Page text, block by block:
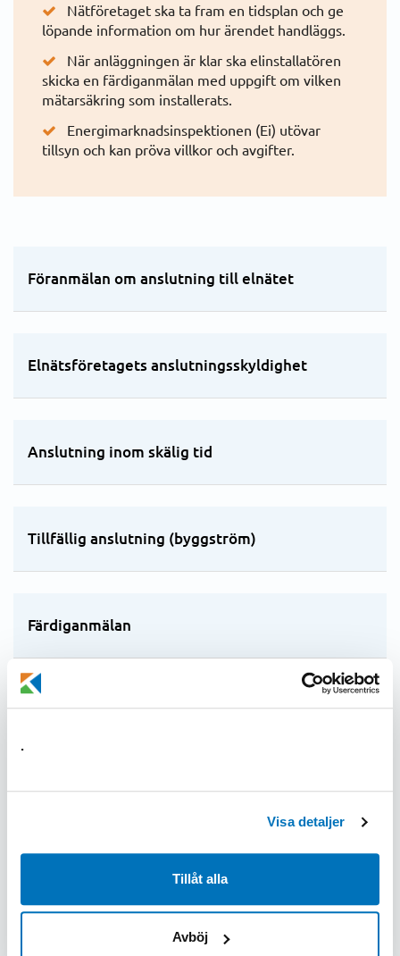
.
Visa detaljer
Tillåt alla
Avböj
El i hyresrätt och bostadsrätt
Välja elavtal
Elförbrukning
Nätföretaget ska ta fram en tidsplan och ge
löpande information om hur ärendet handläggs.
När anläggningen är klar ska elinstallatören
skicka en färdiganmälan med uppgift om vilken
mätarsäkring som installerats.
Energimarknadsinspektionen (Ei) utövar
tillsyn och kan pröva villkor och avgifter.
Föranmälan om anslutning till elnätet
Elnätsföretagets anslutningsskyldighet
Anslutning inom skälig tid
Tillfällig anslutning (byggström)
Färdiganmälan
Anslutningsavgifter
Tillsyn och prövning